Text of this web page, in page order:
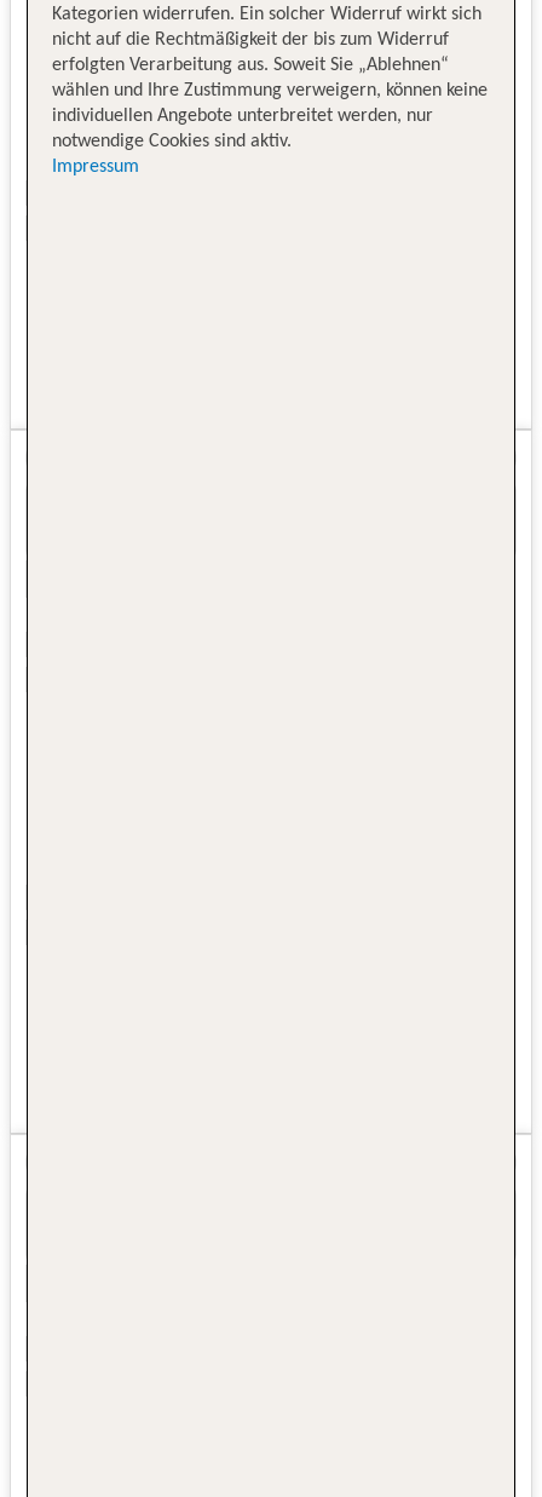
Kategorien widerrufen. Ein solcher Widerruf wirkt sich
nicht auf die Rechtmäßigkeit der bis zum Widerruf
erfolgten Verarbeitung aus. Soweit Sie „Ablehnen“
wählen und Ihre Zustimmung verweigern, können keine
individuellen Angebote unterbreitet werden, nur
notwendige Cookies sind aktiv.
Impressum